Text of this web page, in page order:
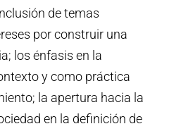
de temas
por construir una
los énfasis en la
y como práctica
la apertura hacia la
en la definición de